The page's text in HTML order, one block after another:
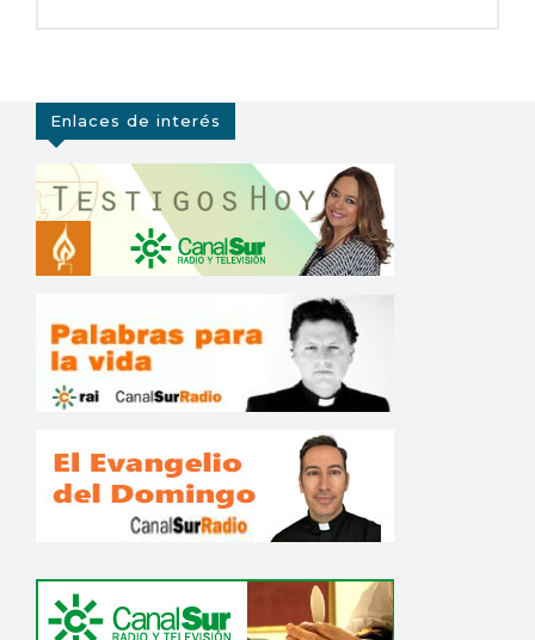
Enlaces de interés